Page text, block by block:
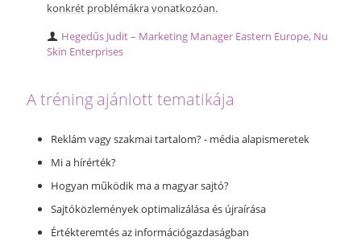
konkrét problémákra vonatkozóan.
Hegedűs Judit – Marketing Manager Eastern Europe, Nu
Skin Enterprises
A tréning ajánlott tematikája
Reklám vagy szakmai tartalom? - média alapismeretek
Mi a hírérték?
Hogyan működik ma a magyar sajtó?
Sajtóközlemények optimalizálása és újraírása
Értékteremtés az információgazdaságban